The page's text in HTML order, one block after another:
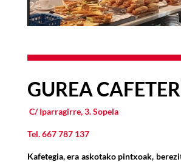
GUREA
C/ Iparragirre, 3. Sopela
Tel.667 787 137
Kafetegia, era askotako pintxoak,